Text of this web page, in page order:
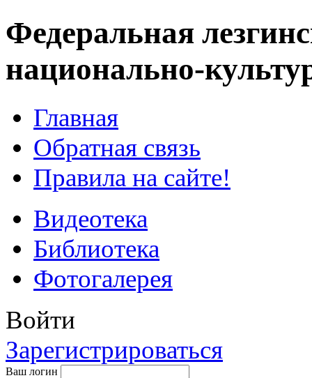
Федеральная
национально-
Главная
Обратная связь
Правила на сайте!
Видеотека
Библиотека
Фотогалерея
Войти
Зарегистрироваться
Ваш логин